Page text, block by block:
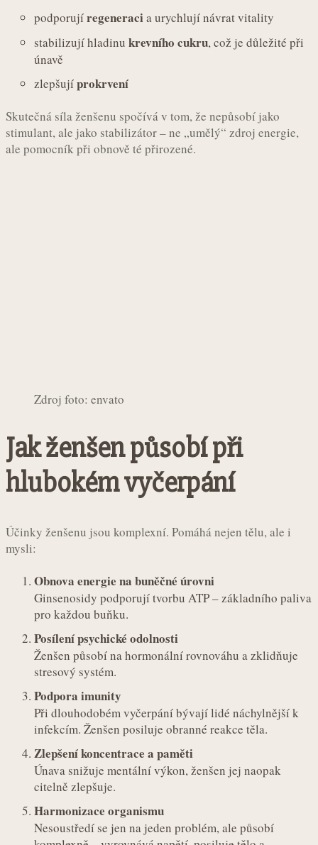
podporujíregeneracia urychlují návrat vitality
stabilizují hladinu krevního cukru, což je důležité při
únavě
zlepšujíprokrvení
Skutečná síla ženšenu spočívá v tom, že nepůsobí jako
stimulant, ale jako stabilizátor – ne „umělý“ zdroj energie,
ale pomocník při obnově té přirozené.
Zdroj foto: envato
Jak ženšen působí při
hlubokém vyčerpání
Účinky ženšenu jsou komplexní. Pomáhá nejen tělu, ale i
mysli:
Obnova energie na buněčné úrovni
Ginsenosidy podporují tvorbu ATP – základního paliva
pro každou buňku.
Posílení psychické odolnosti
Ženšen působí na hormonální rovnováhu a zklidňuje
stresový systém.
Podpora imunity
Při dlouhodobém vyčerpání bývají lidé náchylnější k
infekcím. Ženšen posiluje obranné reakce těla.
Zlepšení koncentrace a paměti
Únava snižuje mentální výkon, ženšen jej naopak
citelně zlepšuje.
Harmonizace organismu
Nesoustředí se jen na jeden problém, ale působí